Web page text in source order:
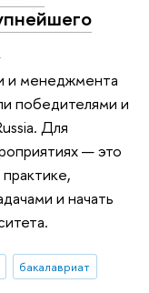
и менеджмента
победителями и
Для
— это
и начать
бакалавриат